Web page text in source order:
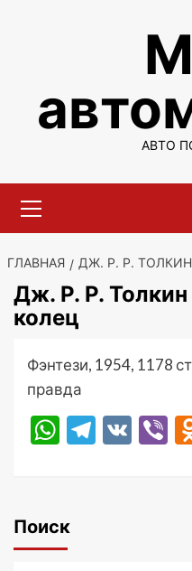
АВТО
меню
ГЛАВНАЯ ДЖ. Р. Р.
Дж. Р. Р.
колец
Фэнтези, 1954, 1178
правда
WhatsApp
VK
Поиск